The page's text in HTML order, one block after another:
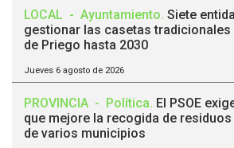
LOCAL - Ayuntamiento. Siete
gestionar las casetas tradicionales
de Priego hasta 2030
Jueves 6 agosto de 2026
PROVINCIA - Política. El PSOE
que mejore la recogida de
de varios municipios